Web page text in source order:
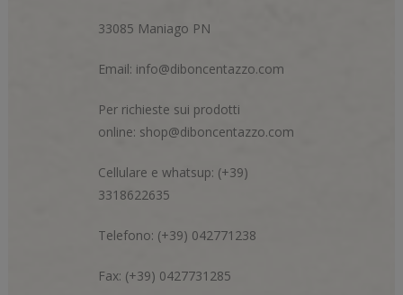
33085 Maniago PN
Email: info@diboncentazzo.com
Per richieste sui prodotti
online: shop@diboncentazzo.com
Cellulare e whatsup: (+39)
3318622635
Telefono: (+39) 042771238
Fax: (+39) 0427731285